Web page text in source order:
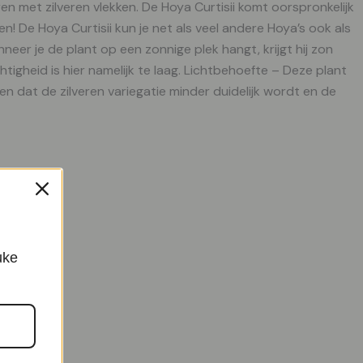
met zilveren vlekken. De Hoya Curtisii komt oorspronkelijk
Hoya Curtisii kun je net als veel andere Hoya’s ook als
je de plant op een zonnige plek hangt, krijgt hij zon
is hier namelijk te laag. Lichtbehoefte – Deze plant
dat de zilveren variegatie minder duidelijk wordt en de